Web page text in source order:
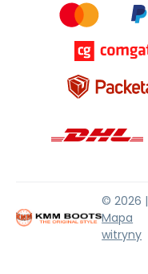
© 2026 |
Mapa
witryny